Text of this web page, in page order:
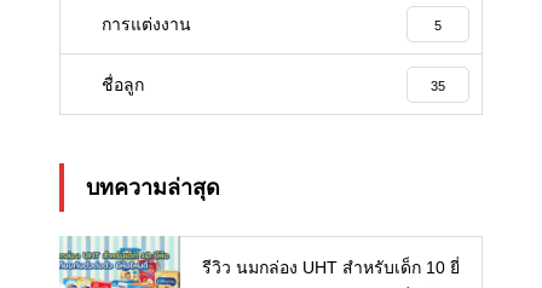
การแต่งงาน 5
ชื่อลูก 35
บทความล่าสุด
รีวิว นมกล่อง UHT สำหรับเด็ก 10 ยี่